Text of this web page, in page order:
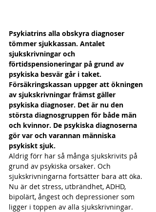
Psykiatrins alla obskyra diagnoser
tömmer sjukkassan. Antalet
sjukskrivningar och
förtidspensioneringar på grund av
psykiska besvär går i taket.
Försäkringskassan uppger att ökningen
av sjukskrivningar främst gäller
psykiska diagnoser. Det är nu den
största diagnosgruppen för både män
och kvinnor. De psykiska diagnoserna
gör var och varannan människa
psykiskt sjuk.
Aldrig förr har så många sjukskrivits på
grund av psykiska orsaker. Och
sjukskrivningarna fortsätter bara att öka.
Nu är det stress, utbrändhet, ADHD,
bipolärt, ångest och depressioner som
ligger i toppen av alla sjukskrivningar.